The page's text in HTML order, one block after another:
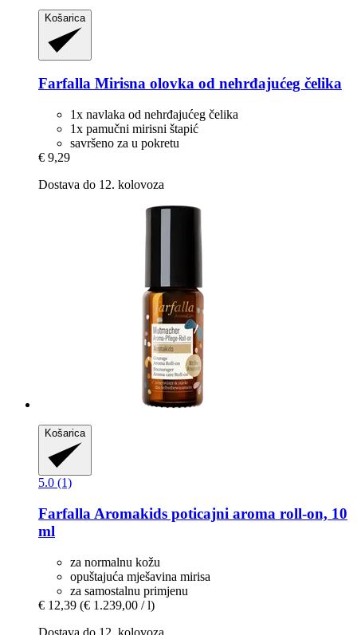
Košarica
Farfalla Mirisna olovka od nehrđajućeg čelika
1x navlaka od nehrđajućeg čelika
1x pamučni mirisni štapić
savršeno za u pokretu
€ 9,29
Dostava do 12. kolovoza
Košarica
5.0 (1)
Farfalla Aromakids poticajni aroma roll-​on, 10
ml
za normalnu kožu
opuštajuća mješavina mirisa
za samostalnu primjenu
€ 12,39 (€ 1.239,00 / l)
Dostava do 12. kolovoza